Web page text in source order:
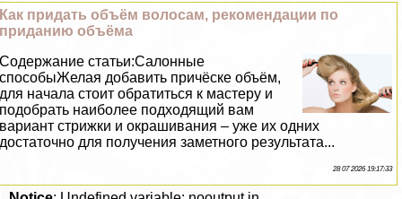
Как придать объём волосам, рекомендации по
приданию объёма
Содержание статьи:Салонные
способыЖелая добавить причёске объём,
для начала стоит обратиться к мастеру и
подобрать наиболее подходящий вам
вариант стрижки и окрашивания – уже их одних
достаточно для получения заметного результата...
28 07 2026 19:17:33